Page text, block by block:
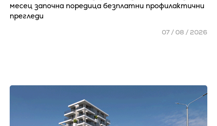
месец започна поредица безплатни профилактични
прегледи
07 / 08 / 2026